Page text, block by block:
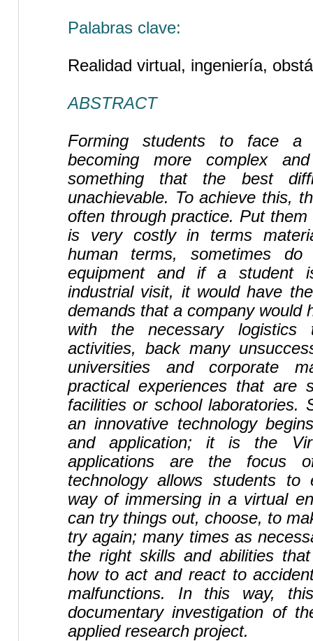
Palabras clave:
Realidad virtual, ingeniería,
ABSTRACT
Forming students to face a
becoming more complex
something that the best
unachievable. To achieve this,
often through practice. Put
is very costly in terms
human terms, sometimes
equipment and if a student
industrial visit, it would have
demands that a company would
with the necessary
activities, back many
universities and corporate
practical experiences that are
facilities or school laboratories.
an innovative technology
and application; it is the
applications are the focus
technology allows students to
way of immersing in a virtual
can try things out, choose, to
try again; many times as
the right skills and abilities
how to act and react to
malfunctions. In this way,
documentary investigation of
applied research project.